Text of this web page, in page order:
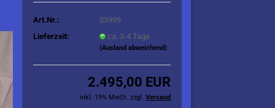
Art.Nr.:
33999
Lieferzeit:
ca. 3-4 Tage
(Ausland abweichend)
2.495,00 EUR
inkl. 19% MwSt. zzgl. Versand